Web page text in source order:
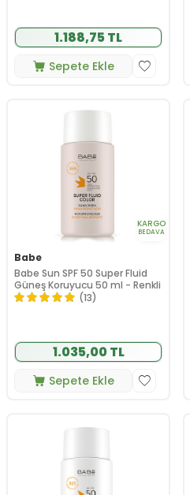
1.188,75 TL
Sepete Ekle
KARGO
BEDAVA
Babe
Babe Sun SPF 50 Super Fluid
Güneş Koruyucu 50 ml - Renkli
(13)
1.035,00 TL
Sepete Ekle